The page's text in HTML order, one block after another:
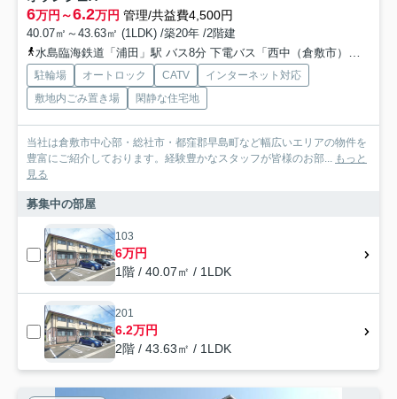
6万円～6.2万円 管理/共益費4,500円
40.07㎡～43.63㎡ (1LDK) /築20年 /2階建
水島臨海鉄道「浦田」駅 バス8分 下電バス「西中（倉敷市）」 停歩7分
駐輪場 オートロック CATV
インターネット対応
敷地内ごみ置き場
閑静な住宅地
当社は倉敷市中心部・総社市・都窪郡早島町など幅広いエリアの物件を
豊富にご紹介しております。経験豊かなスタッフが皆様のお部... もっと
見る
募集中の部屋
103
6万円
1階 / 40.07㎡ / 1LDK
201
6.2万円
2階 / 43.63㎡ / 1LDK